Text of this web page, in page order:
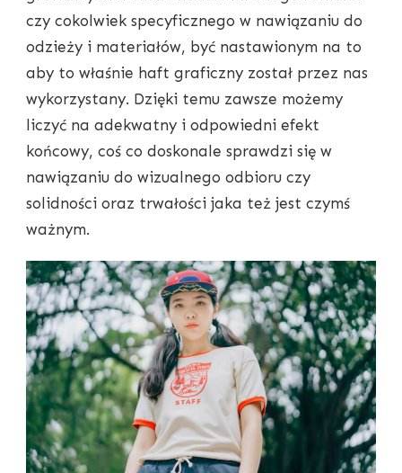
czy cokolwiek specyficznego w nawiązaniu do
odzieży i materiałów, być nastawionym na to
aby to właśnie haft graficzny został przez nas
wykorzystany. Dzięki temu zawsze możemy
liczyć na adekwatny i odpowiedni efekt
końcowy, coś co doskonale sprawdzi się w
nawiązaniu do wizualnego odbioru czy
solidności oraz trwałości jaka też jest czymś
ważnym.